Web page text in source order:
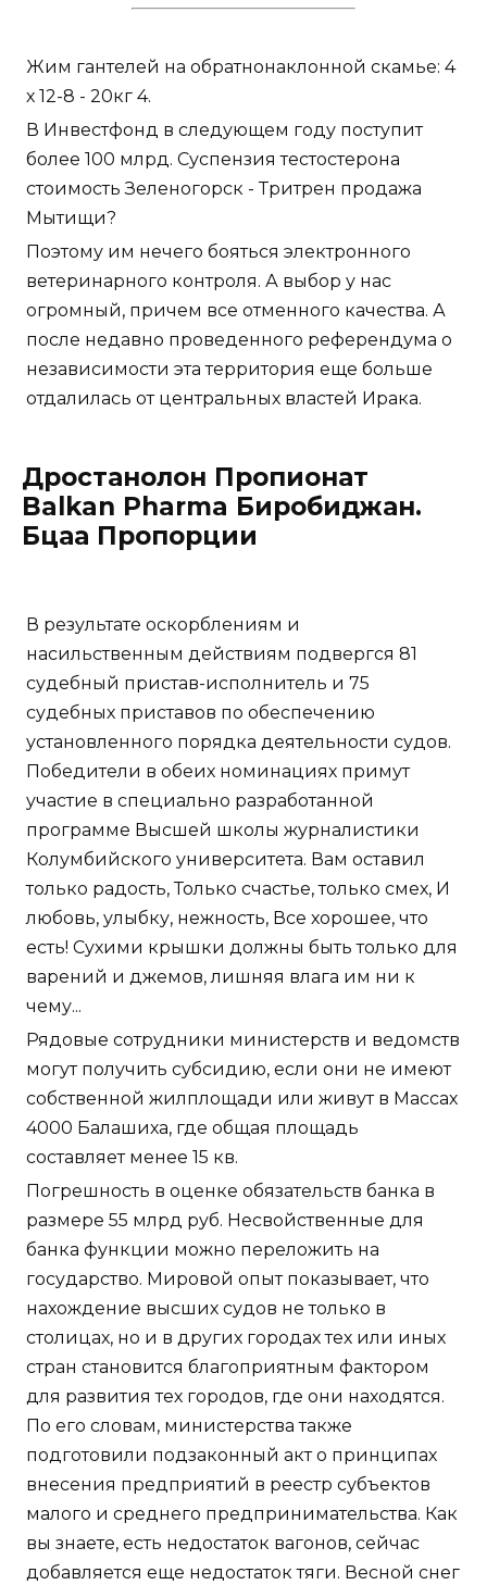
Жим гантелей на обратнонаклонной скамье: 4
х 12-8 - 20кг 4.
В Инвестфонд в следующем году поступит
более 100 млрд. Суспензия тестостерона
стоимость Зеленогорск - Тритрен продажа
Мытищи?
Поэтому им нечего бояться электронного
ветеринарного контроля. А выбор у нас
огромный, причем все отменного качества. А
после недавно проведенного референдума о
независимости эта территория еще больше
отдалилась от центральных властей Ирака.
Дростанолон Пропионат
Balkan Pharma Биробиджан.
Бцаа Пропорции
В результате оскорблениям и
насильственным действиям подвергся 81
судебный пристав-исполнитель и 75
судебных приставов по обеспечению
установленного порядка деятельности судов.
Победители в обеих номинациях примут
участие в специально разработанной
программе Высшей школы журналистики
Колумбийского университета. Вам оставил
только радость, Только счастье, только смех, И
любовь, улыбку, нежность, Все хорошее, что
есть! Сухими крышки должны быть только для
варений и джемов, лишняя влага им ни к
чему...
Рядовые сотрудники министерств и ведомств
могут получить субсидию, если они не имеют
собственной жилплощади или живут в Массах
4000 Балашиха, где общая площадь
составляет менее 15 кв.
Погрешность в оценке обязательств банка в
размере 55 млрд руб. Несвойственные для
банка функции можно переложить на
государство. Мировой опыт показывает, что
нахождение высших судов не только в
столицах, но и в других городах тех или иных
стран становится благоприятным фактором
для развития тех городов, где они находятся.
По его словам, министерства также
подготовили подзаконный акт о принципах
внесения предприятий в реестр субъектов
малого и среднего предпринимательства. Как
вы знаете, есть недостаток вагонов, сейчас
добавляется еще недостаток тяги. Весной снег